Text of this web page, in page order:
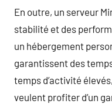
En outre, un serveur
stabilité et des
un hébergement
garantissent des
temps d’activité
veulent profiter d’un